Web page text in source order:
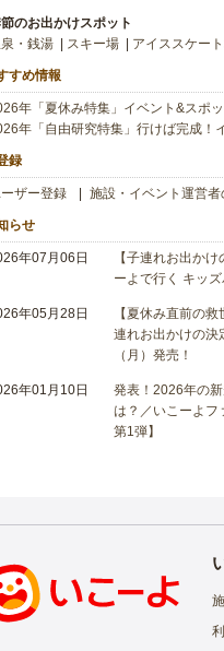
のお出かけスポット
・銭湯
スキー場 アイススケー
すめ情報
年「夏休み特集」イベント&スポ
年「自由研究特集」行けば完成！
録
ザー登録 施設・イベント運営
らせ
年07月06日
【子連れお出か
ーよで行く キッ
年05月28日
【夏休み直前の
連れお出かけの決
（月）発売！
年01月10日
発表！2026年の
は？／いこーよフ
第1弾】